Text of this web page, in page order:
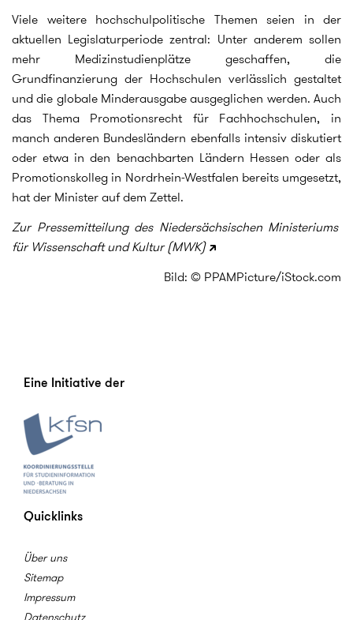
Viele weitere hochschulpolitische Themen seien in der
aktuellen Legislaturperiode zentral: Unter anderem sollen
mehr Medizinstudienplätze geschaffen, die
Grundfinanzierung der Hochschulen verlässlich gestaltet
und die globale Minderausgabe ausgeglichen werden. Auch
das Thema Promotionsrecht für Fachhochschulen, in
manch anderen Bundesländern ebenfalls intensiv diskutiert
oder etwa in den benachbarten Ländern Hessen oder als
Promotionskolleg in Nordrhein-Westfalen bereits umgesetzt,
hat der Minister auf dem Zettel.
Zur Pressemitteilung des Niedersächsischen Ministeriums
für Wissenschaft und Kultur (MWK)
Bild: © PPAMPicture/iStock.com
Eine Initiative der
Quicklinks
Über uns
Sitemap
Impressum
Datenschutz